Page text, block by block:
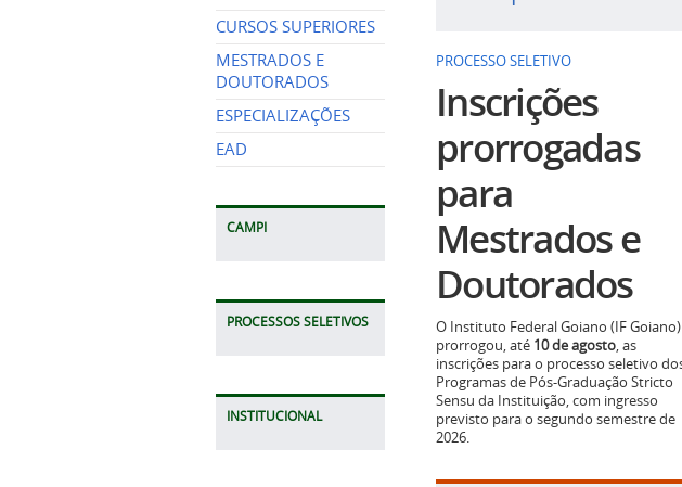
CURSOS SUPERIORES
MESTRADOS E
DOUTORADOS
ESPECIALIZAÇÕES
EAD
CAMPI
PROCESSOS SELETIVOS
INSTITUCIONAL
Inscrições
prorrogadas
para
Mestrados e
Doutorados
O Instituto Federal Goiano (IF Goiano)
inscrições para o processo seletivo dos
Programas de Pós-Graduação Stricto
Sensu da Instituição, com ingresso
previsto para o segundo semestre de
2026.